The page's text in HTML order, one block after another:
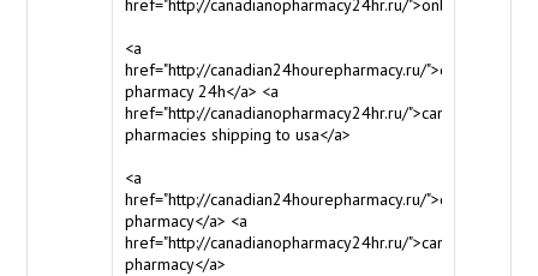
href="http://canadianopharmacy24hr.ru/
<a
href="http://canadian24hourepharmacy.ru/">canada
pharmacy 24h</a> <a
href="http://canadianopharmacy24hr.ru/">canadian
pharmacies shipping to usa</a>
<a
href="http://canadian24hourepharmacy.ru/">canadian
pharmacy</a> <a
href="http://canadianopharmacy24hr.ru/">canadian
pharmacy</a>